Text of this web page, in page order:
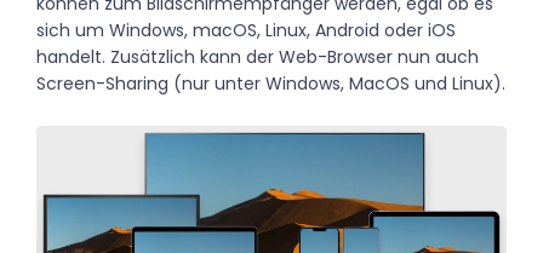
sich um Windows, macOS, Linux, Android oder iOS
handelt. Zusätzlich kann der Web-Browser nun auch
Screen-Sharing (nur unter Windows, MacOS und Linux).